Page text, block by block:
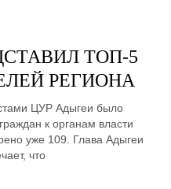
ТОП-5
РЕГИОНА
ЦУР Адыгеи было
к органам власти
уже 109. Глава Адыгеи
что